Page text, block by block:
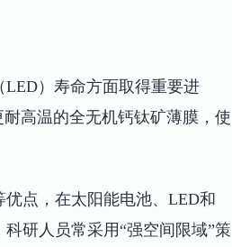
）寿命方面取得重要进
高温的全无机钙钛矿薄膜，使
点，在太阳能电池、LED和
研人员常采用“强空间限域”策